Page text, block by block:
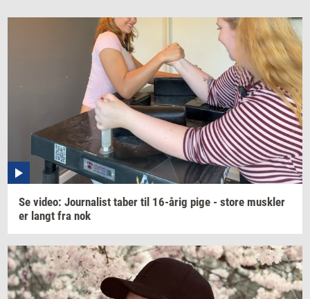
Se video: Jour­na­list taber til 16-årig pige - store mus­k­ler
er langt fra nok